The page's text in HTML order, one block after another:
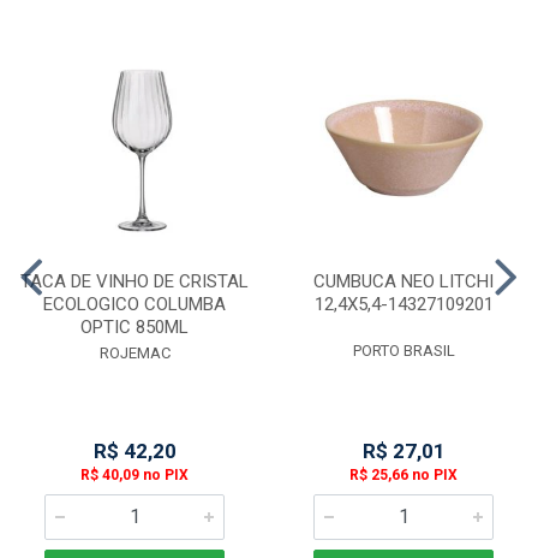
TACA DE VINHO DE CRISTAL
ECOLOGICO COLUMBA
OPTIC 850ML
ROJEMAC
R$ 42,20
R$ 40,09 no PIX
CUMBUCA NEO LITCHI
12,4X5,4-14327109201
PORTO BRASIL
R$ 27,01
R$ 25,66 no PIX